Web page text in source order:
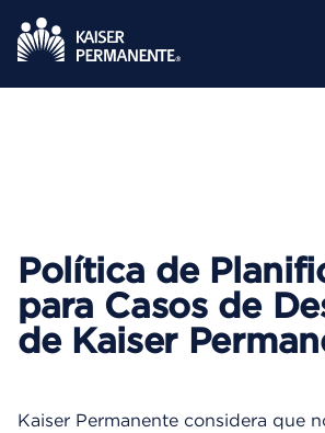
Política de
para Casos de
de Kaiser
Kaiser Permanente considera que